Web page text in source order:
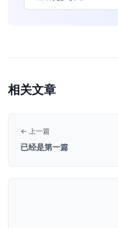
相关文章
← 上一篇
已经是第一篇